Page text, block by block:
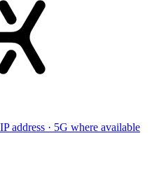
address · 5G where available